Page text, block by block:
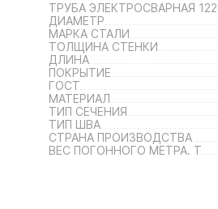
ТРУБА ЭЛЕКТРОСВАРНАЯ
ДИАМЕТР
МАРКА СТАЛИ
ТОЛЩИНА СТЕНКИ
ДЛИНА
ПОКРЫТИЕ
ГОСТ
МАТЕРИАЛ
ТИП СЕЧЕНИЯ
ТИП ШВА
СТРАНА ПРОИЗВОДСТВА
ВЕС ПОГОННОГО МЕТРА. Т